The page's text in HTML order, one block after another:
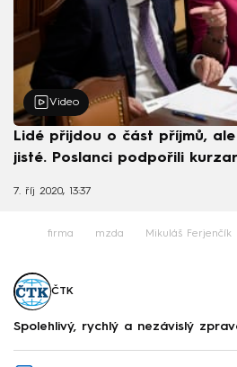
Video
Lidé přijdou o část příjmů,
jisté. Poslanci podpořili
7. říj 2020, 13:37
firma mzda Mikuláš Ferjenčík
ČTK
Spolehlivý, rychlý a nezávislý